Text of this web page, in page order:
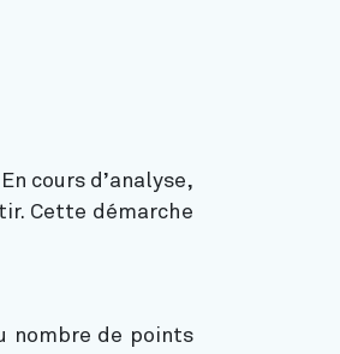
cours d’analyse,
Cette démarche
nombre de points